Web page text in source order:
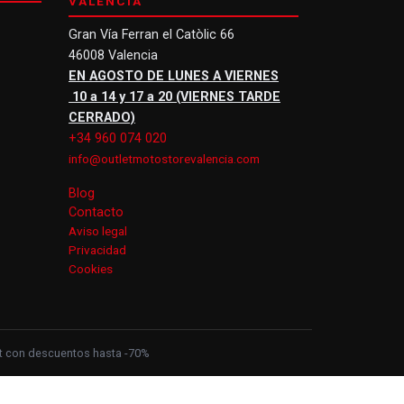
Gran Vía Ferran el Catòlic 66
46008 Valencia
EN AGOSTO DE LUNES A VIERNES
10 a 14 y 17 a 20 (VIERNES TARDE
CERRADO)
+34 960 074 020
info@outletmotostorevalencia.com
Blog
Contacto
Aviso legal
Privacidad
Cookies
con descuentos hasta -70%